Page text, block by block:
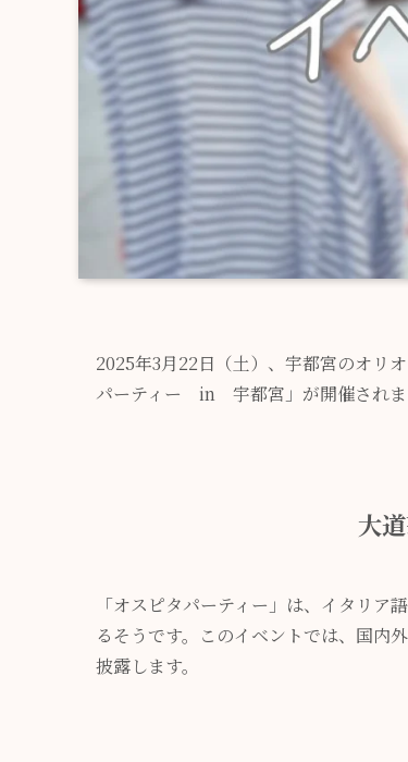
2025年3月22日（土）、宇都宮のオリ
パーティー in 宇都宮」が開催されま
大
「オスピタパーティー」は、イタリ
るそうです。このイベントでは、国内
披露します。